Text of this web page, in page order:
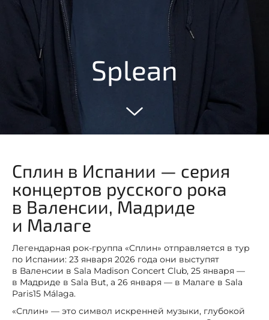
Splean
Сплин в Испании — серия
концертов русского рока
в Валенсии, Мадриде
и Малаге
Легендарная рок-группа «Сплин» отправляется в тур
по Испании: 23 января 2026 года они выступят
в Валенсии в Sala Madison Concert Club, 25 января —
в Мадриде в Sala But, а 26 января — в Малаге в Sala
Paris15 Málaga.
«Сплин» — это символ искренней музыки, глубокой